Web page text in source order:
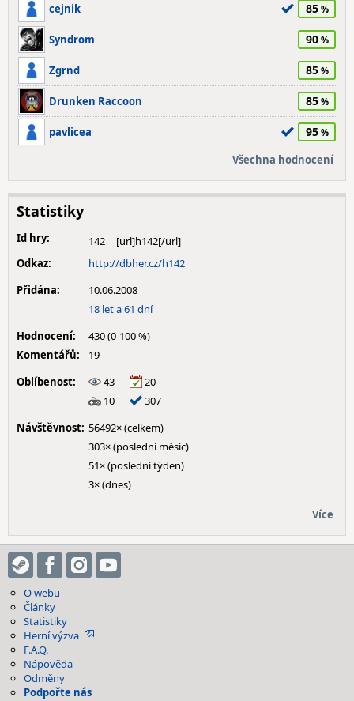
cejnik 85
Syndrom 90
Zgrnd 85
Drunken Raccoon 85
pavlicea 95
Všechna hodnocení
Statistiky
Id hry:
142
Odkaz:
http://dbher.cz/h142
Přidána:
10.06.2008
18 let a 61 dní
Hodnocení:
430 (0-100 %)
Komentářů:
19
Oblíbenost:
43
20
10
307
Návštěvnost: 56492× (celkem)
303× (poslední měsíc)
51× (poslední týden)
3× (dnes)
Více
O webu
Články
Statistiky
Herní výzva
F.A.Q.
Nápověda
Odměny
Podpořte nás